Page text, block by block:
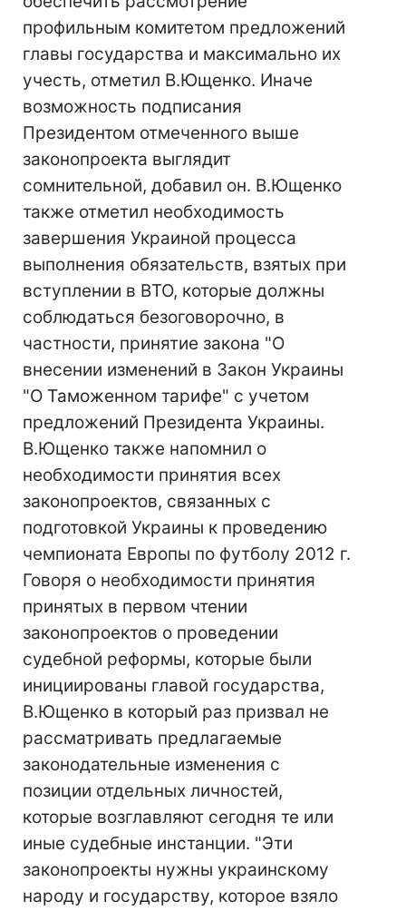
профильным комитетом предложений
главы государства и максимально их
учесть, отметил В.Ющенко. Иначе
возможность подписания
Президентом отмеченного выше
законопроекта выглядит
сомнительной, добавил он. В.Ющенко
также отметил необходимость
завершения Украиной процесса
выполнения обязательств, взятых при
вступлении в ВТО, которые должны
соблюдаться безоговорочно, в
частности, принятие закона "О
внесении изменений в Закон Украины
"О Таможенном тарифе" с учетом
предложений Президента Украины.
В.Ющенко также напомнил о
необходимости принятия всех
законопроектов, связанных с
подготовкой Украины к проведению
чемпионата Европы по футболу 2012 г.
Говоря о необходимости принятия
принятых в первом чтении
законопроектов о проведении
судебной реформы, которые были
инициированы главой государства,
В.Ющенко в который раз призвал не
рассматривать предлагаемые
законодательные изменения с
позиции отдельных личностей,
которые возглавляют сегодня те или
иные судебные инстанции. "Эти
законопроекты нужны украинскому
народу и государству, которое взяло